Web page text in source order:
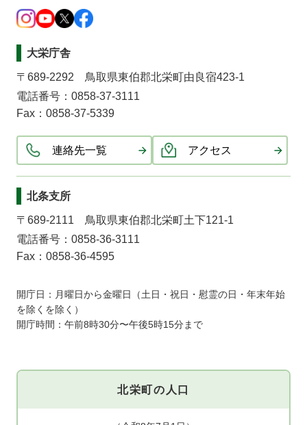
大栄庁舎
〒689-2292 鳥取県東伯郡北栄町由良宿423-1
電話番号：0858-37-3111
Fax：0858-37-5339
連絡先一覧 アクセス
北条支所
〒689-2111 鳥取県東伯郡北栄町土下121-1
電話番号：0858-36-3111
Fax：0858-36-4595
開庁日：月曜日から金曜日（土日・祝日・慰霊の日・年末年始
を除くを除く）
開庁時間：午前8時30分〜午後5時15分まで
北栄町の人口